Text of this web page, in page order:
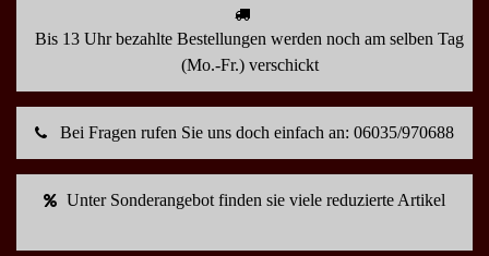
Bis 13 Uhr bezahlte Bestellungen werden noch am selben Tag
(Mo.-Fr.) verschickt
Bei Fragen rufen Sie uns doch einfach an: 06035/970688
Unter Sonderangebot finden sie viele reduzierte Artikel